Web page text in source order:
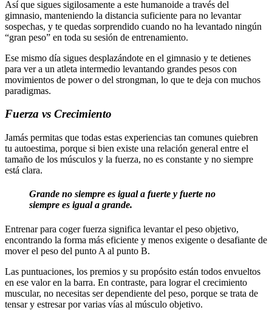
Así que sigues sigilosamente a este humanoide a través del
gimnasio, manteniendo la distancia suficiente para no levantar
sospechas, y te quedas sorprendido cuando no ha levantado ningún
“gran peso” en toda su sesión de entrenamiento.
Ese mismo día sigues desplazándote en el gimnasio y te detienes
para ver a un atleta intermedio levantando grandes pesos con
movimientos de power o del strongman, lo que te deja con muchos
paradigmas.
Fuerza vs Crecimiento
Jamás permitas que todas estas experiencias tan comunes quiebren
tu autoestima, porque si bien existe una relación general entre el
tamaño de los músculos y la fuerza, no es constante y no siempre
está clara.
Grande no siempre es igual a fuerte y fuerte no
siempre es igual a grande.
Entrenar para coger fuerza significa levantar el peso objetivo,
encontrando la forma más eficiente y menos exigente o desafiante de
mover el peso del punto A al punto B.
Las puntuaciones, los premios y su propósito están todos envueltos
en ese valor en la barra. En contraste, para lograr el crecimiento
muscular, no necesitas ser dependiente del peso, porque se trata de
tensar y estresar por varias vías al músculo objetivo.